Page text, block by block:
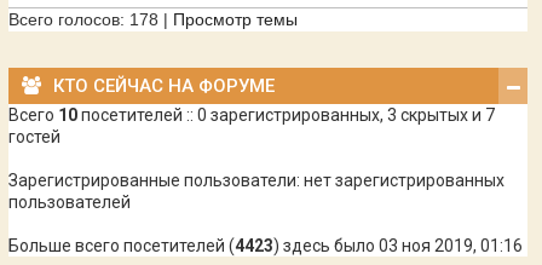
Всего голосов: 178 | Просмотр темы
КТО СЕЙЧАС НА ФОРУМЕ
Всего 10посетителей :: 0 зарегистрированных, 3 скрытых и 7
гостей
Зарегистрированные пользователи: нет зарегистрированных
пользователей
Больше всего посетителей (4423) здесь было 03 ноя 2019, 01:16